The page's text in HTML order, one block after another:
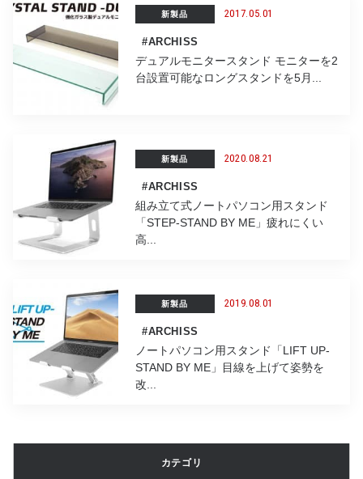
新製品 2017.05.01
#ARCHISS
デュアルモニタースタンド モニターを2
台設置可能なロングスタンドを5月...
新製品 2020.08.21
#ARCHISS
組み立て式ノートパソコン用スタンド
「STEP-STAND BY ME」疲れにくい
高...
新製品 2019.08.01
#ARCHISS
ノートパソコン用スタンド「LIFT UP-
STAND BY ME」目線を上げて姿勢を
改...
カテゴリ